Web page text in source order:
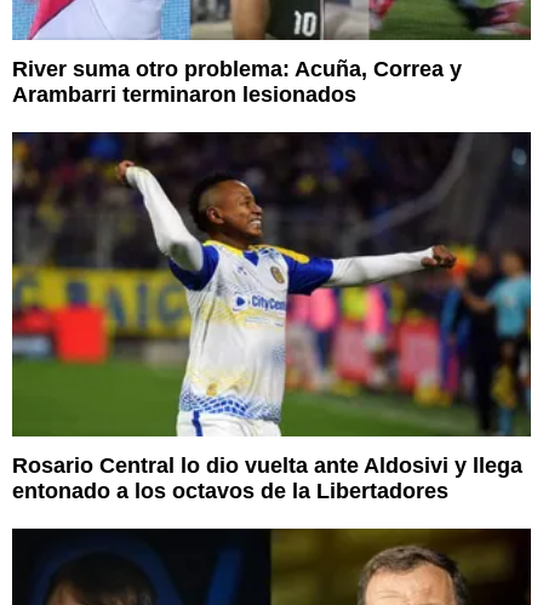
River suma otro problema: Acuña, Correa y
Arambarri terminaron lesionados
Rosario Central lo dio vuelta ante Aldosivi y llega
entonado a los octavos de la Libertadores